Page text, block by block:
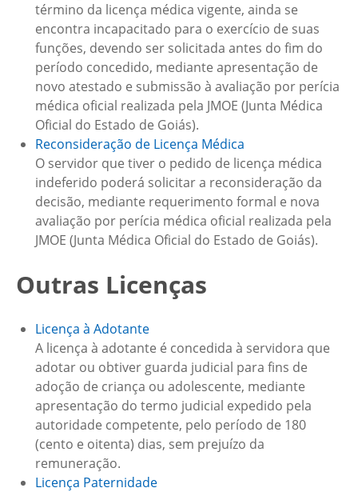
término da licença médica vigente, ainda se
encontra incapacitado para o exercício de suas
funções, devendo ser solicitada antes do fim do
período concedido, mediante apresentação de
novo atestado e submissão à avaliação por perícia
médica oficial realizada pela JMOE (Junta Médica
Oficial do Estado de Goiás).
Reconsideração de Licença Médica
O servidor que tiver o pedido de licença médica
indeferido poderá solicitar a reconsideração da
decisão, mediante requerimento formal e nova
avaliação por perícia médica oficial realizada pela
JMOE (Junta Médica Oficial do Estado de Goiás).
Outras Licenças
Licença à Adotante
A licença à adotante é concedida à servidora que
adotar ou obtiver guarda judicial para fins de
adoção de criança ou adolescente, mediante
apresentação do termo judicial expedido pela
autoridade competente, pelo período de 180
(cento e oitenta) dias, sem prejuízo da
remuneração.
Licença Paternidade